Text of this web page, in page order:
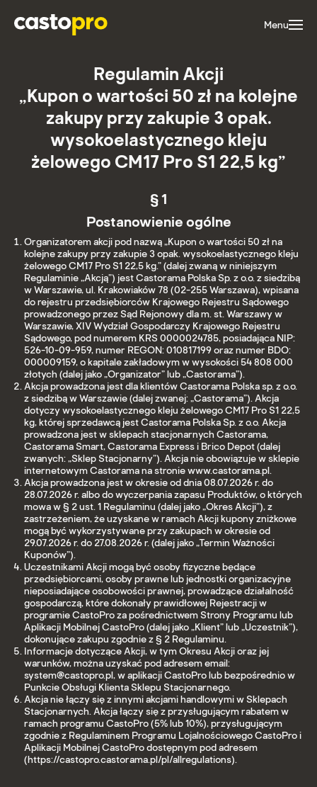
Menu
Regulamin Akcji
„Kupon o wartości 50 zł na kolejne
zakupy przy zakupie 3 opak.
wysokoelastycznego kleju
żelowego CM17 Pro S1 22,5 kg”
§ 1
Postanowienie ogólne
Organizatorem akcji pod nazwą „Kupon o wartości 50 zł na
kolejne zakupy przy zakupie 3 opak. wysokoelastycznego kleju
żelowego CM17 Pro S1 22,5 kg.” (dalej zwaną w niniejszym
Regulaminie „Akcją”) jest Castorama Polska Sp. z o.o. z siedzibą
w Warszawie, ul. Krakowiaków 78 (02-255 Warszawa), wpisana
do rejestru przedsiębiorców Krajowego Rejestru Sądowego
prowadzonego przez Sąd Rejonowy dla m. st. Warszawy w
Warszawie, XIV Wydział Gospodarczy Krajowego Rejestru
Sądowego, pod numerem KRS 0000024785, posiadająca NIP:
526-10-09-959, numer REGON: 010817199 oraz numer BDO:
000009159, o kapitale zakładowym w wysokości 54 808 000
złotych (dalej jako „Organizator” lub „Castorama”).
Akcja prowadzona jest dla klientów Castorama Polska sp. z o.o.
z siedzibą w Warszawie (dalej zwanej: „Castorama”). Akcja
dotyczy wysokoelastycznego kleju żelowego CM17 Pro S1 22,5
kg, której sprzedawcą jest Castorama Polska Sp. z o.o. Akcja
prowadzona jest w sklepach stacjonarnych Castorama,
Castorama Smart, Castorama Express i Brico Depot (dalej
zwanych: „Sklep Stacjonarny”). Akcja nie obowiązuje w sklepie
internetowym Castorama na stronie www.castorama.pl.
Akcja prowadzona jest w okresie od dnia 08.07.2026 r. do
28.07.2026 r. albo do wyczerpania zapasu Produktów, o których
mowa w § 2 ust. 1 Regulaminu (dalej jako „Okres Akcji”), z
zastrzeżeniem, że uzyskane w ramach Akcji kupony zniżkowe
mogą być wykorzystywane przy zakupach w okresie od
29.07.2026 r. do 27.08.2026 r. (dalej jako „Termin Ważności
Kuponów”).
Uczestnikami Akcji mogą być osoby fizyczne będące
przedsiębiorcami, osoby prawne lub jednostki organizacyjne
nieposiadające osobowości prawnej, prowadzące działalność
gospodarczą, które dokonały prawidłowej Rejestracji w
programie CastoPro za pośrednictwem Strony Programu lub
Aplikacji Mobilnej CastoPro (dalej jako „Klient” lub „Uczestnik”),
dokonujące zakupu zgodnie z § 2 Regulaminu.
Informacje dotyczące Akcji, w tym Okresu Akcji oraz jej
warunków, można uzyskać pod adresem email:
system@castopro.pl, w aplikacji CastoPro lub bezpośrednio w
Punkcie Obsługi Klienta Sklepu Stacjonarnego.
Akcja nie łączy się z innymi akcjami handlowymi w Sklepach
Stacjonarnych. Akcja łączy się z przysługującym rabatem w
ramach programu CastoPro (5% lub 10%), przysługującym
zgodnie z Regulaminem Programu Lojalnościowego CastoPro i
Aplikacji Mobilnej CastoPro dostępnym pod adresem
(https://castopro.castorama.pl/pl/allregulations).